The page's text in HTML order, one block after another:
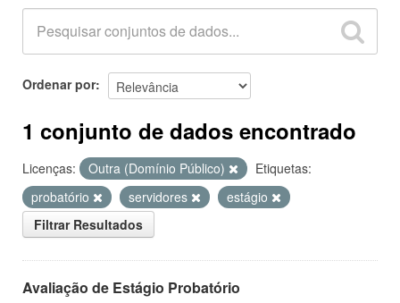
Ordenar por
1 conjunto de dados encontrado
Licenças: Outra (Domínio Público)
Etiquetas:
probatório
servidores
estágio
Filtrar Resultados
Avaliação de Estágio Probatório